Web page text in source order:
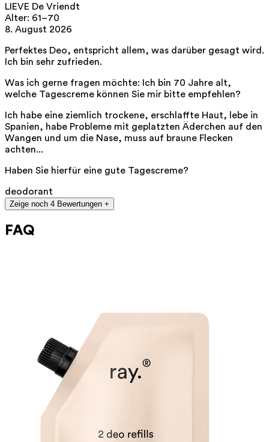
**
C(arcinogen)M(utagen)R(eproduktionstoxisch)-Liste. Europäische
Chemikalienagentur (ECHA).
LIEVE De Vriendt
Alter: 61–70
8. August 2026
Perfektes Deo, entspricht allem, was darüber gesagt wird.
Ich bin sehr zufrieden.
Was ich gerne fragen möchte: Ich bin 70 Jahre alt,
welche Tagescreme können Sie mir bitte empfehlen?
Ich habe eine ziemlich trockene, erschlaffte Haut, lebe in
Spanien, habe Probleme mit geplatzten Äderchen auf den
Wangen und um die Nase, muss auf braune Flecken
achten...
Haben Sie hierfür eine gute Tagescreme?
deodorant
Zeige noch 4 Bewertungen +
FAQ